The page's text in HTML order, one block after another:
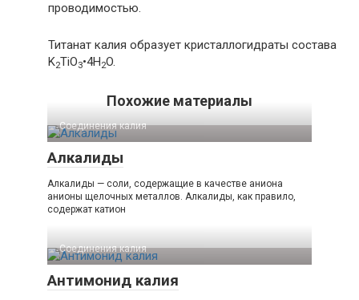
проводимостью.
Титанат калия образует кристаллогидраты состава
K2TiO3•4H 2O.
Похожие материалы
Соединения калия‎
Алкалиды
Алкалиды — соли, содержащие в качестве аниона
анионы щелочных металлов. Алкалиды, как правило,
содержат катион
Соединения калия‎
Антимонид калия